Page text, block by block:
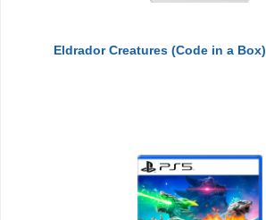
Eldrador Creatures (Code in a Box)